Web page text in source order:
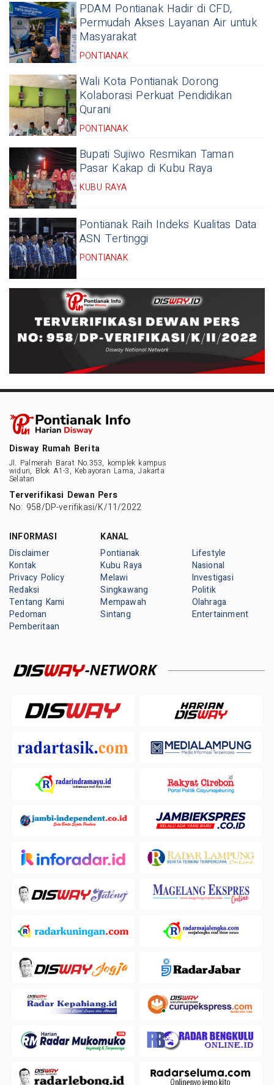
PDAM Pontianak Hadir di CFD,
Permudah Akses Layanan Air untuk
Masyarakat
PONTIANAK
Wali Kota Pontianak Dorong
Kolaborasi Perkuat Pendidikan
Qurani
PONTIANAK
Bupati Sujiwo Resmikan Taman
Pasar Kakap di Kubu Raya
KUBU RAYA
Pontianak Raih Indeks Kualitas Data
ASN Tertinggi
PONTIANAK
Disway Rumah Berita
Jl. Palmerah Barat No.353, komplek kampus
widuri, Blok A1-3, Kebayoran Lama, Jakarta
Selatan
Terverifikasi Dewan Pers
No: 958/DP-verifikasi/K/11/2022
INFORMASI
Disclaimer
Kontak
Privacy Policy
Redaksi
Tentang Kami
Pedoman
Pemberitaan
KANAL
Pontianak
Kubu Raya
Melawi
Singkawang
Mempawah
Sintang
Lifestyle
Nasional
Investigasi
Politik
Olahraga
Entertainment